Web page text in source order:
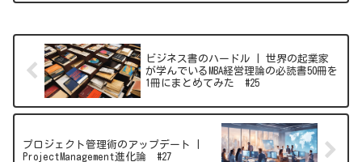
ビジネス書のハードル | 世界の起業家
が学んでいるMBA経営理論の必読書50冊を
1冊にまとめてみた #25
プロジェクト管理術のアップデート |
ProjectManagement進化論 #27